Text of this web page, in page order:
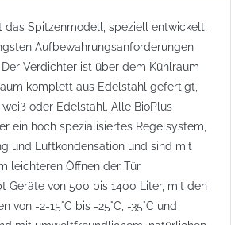
das Spitzenmodell, speziell entwickelt,
Aufbewahrungsanforderungen
Verdichter ist über dem Kühlraum
komplett aus Edelstahl gefertigt,
oder Edelstahl. Alle BioPlus
ein hoch spezialisiertes Regelsystem,
und Luftkondensation und sind mit
leichteren Öffnen der Tür
Geräte von 500 bis 1400 Liter, mit den
von -2-15°C bis -25°C, -35°C und